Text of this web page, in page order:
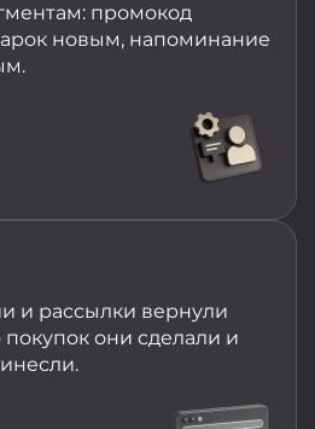
промокод
новым, напоминание
и рассылки вернули
покупок они сделали и